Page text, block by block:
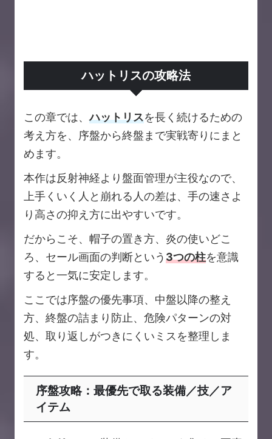
ハットリスの攻略法
この章では、ハットリスを長く続けるための
考え方を、序盤から終盤まで実戦寄りにまと
めます。
本作は反射神経より盤面管理が主役なので、
上手くいく人と崩れる人の差は、手の速さよ
り高さの抑え方に出やすいです。
だからこそ、帽子の置き方、炎の使いどこ
ろ、セール画面の判断という3つの柱を意識
すると一気に安定します。
ここでは序盤の優先事項、中盤以降の整え
方、終盤の詰まり防止、危険パターンの対
処、取り返しがつきにくいミスを整理しま
す。
序盤攻略：最優先で取る装備／技／ア
イテム